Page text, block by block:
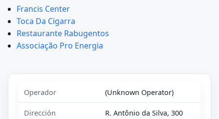
Francis Center
Toca Da Cigarra
Restaurante Rabugentos
Associação Pro Energia
Operador (Unknown Operator)
Dirección R. Antônio da Silva, 300